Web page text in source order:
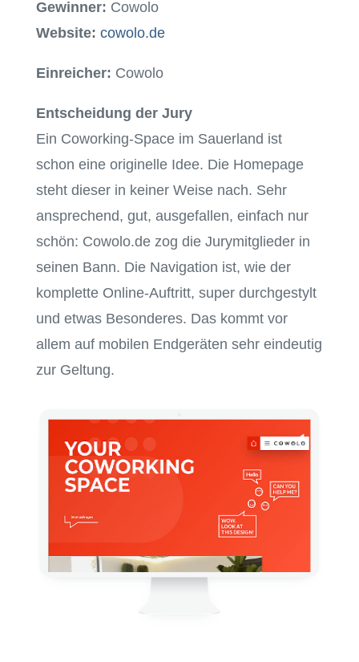
Gewinner: Cowolo
Website: cowolo.de
Einreicher: Cowolo
Entscheidung der Jury
Ein Coworking-Space im Sauerland ist
schon eine originelle Idee. Die Homepage
steht dieser in keiner Weise nach. Sehr
ansprechend, gut, ausgefallen, einfach nur
schön: Cowolo.de zog die Jurymitglieder in
seinen Bann. Die Navigation ist, wie der
komplette Online-Auftritt, super durchgestylt
und etwas Besonderes. Das kommt vor
allem auf mobilen Endgeräten sehr eindeutig
zur Geltung.